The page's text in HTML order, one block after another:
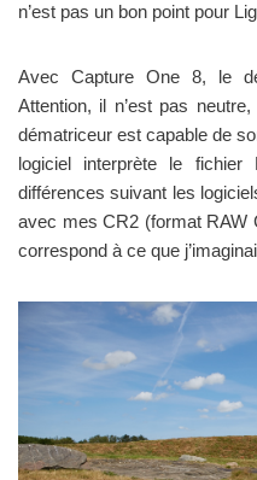
n’est pas un bon point pour
Avec Capture One 8, le
Attention, il n’est pas
dématriceur est capable de
logiciel interprète le
différences suivant les
avec mes CR2 (format RAW
correspond à ce que